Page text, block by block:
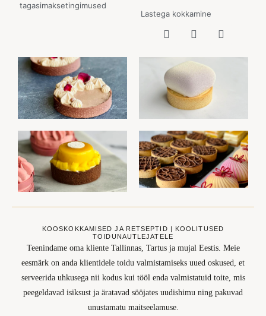
tagasimaksetingimused
Lastega kokkamine
KOOSKOKKAMISED JA RETSEPTID | KOOLITUSED
TOIDUNAUTLEJATELE
Teenindame oma kliente Tallinnas, Tartus ja mujal Eestis. Meie
eesmärk on anda klientidele toidu valmistamiseks uued oskused, et
serveerida uhkusega nii kodus kui tööl enda valmistatuid toite, mis
peegeldavad isiksust ja äratavad sööjates uudishimu ning pakuvad
unustamatu maitseelamuse.